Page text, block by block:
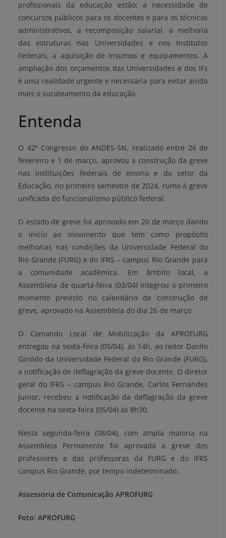
profissionais da educação estão: a necessidade de
concursos públicos para os docentes e para os técnicos
administrativos, a recomposição salarial, a melhoria
das estruturas nas Universidades e nos Institutos
Federais, a aquisição de insumos e equipamentos. A
ampliação dos orçamentos das Universidades e dos IFs
é uma realidade urgente e necessária para evitar ainda
mais o sucateamento da educação.
Entenda
O 42º Congresso do ANDES-SN, realizado entre 26 de
fevereiro e 1 de março, aprovou a construção da greve
nas instituições federais de ensino e do setor da
Educação, no primeiro semestre de 2024, rumo à greve
unificada do funcionalismo público federal.
O estado de greve foi aprovado em 20 de março dando
o início ao movimento que tem como propósito
melhorias nas condições da Universidade Federal do
Rio Grande (FURG) e do IFRS – campus Rio Grande para
a comunidade acadêmica. Em âmbito local, a
Assembleia de quarta-feira (03/04) integrou o primeiro
momento previsto no calendário de construção de
greve, aprovado na Assembleia do dia 26 de março.
O Comando Local de Mobilização da APROFURG
entregou na sexta-feira (05/04), às 14h, ao reitor Danilo
Giroldo da Universidade Federal do Rio Grande (FURG),
a notificação de deflagração da greve docente. O diretor
geral do IFRS – campus Rio Grande, Carlos Fernandes
Junior, recebeu a notificação da deflagração da greve
docente na sexta-feira (05/04) às 8h30.
Nesta segunda-feira (08/04), com ampla maioria na
Assembleia Permanente foi aprovada a greve dos
professores e das professoras da FURG e do IFRS
campus Rio Grande, por tempo indeterminado.
Assessoria de Comunicação APROFURG
Foto: APROFURG